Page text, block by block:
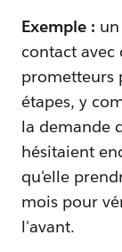
Exemple :
contact avec
prometteurs
étapes, y
la demande
hésitaient
qu'elle
mois pour
l'avant.